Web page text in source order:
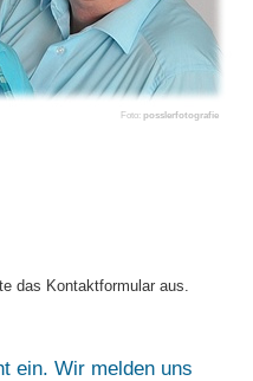
Foto:posslerfotografie
das Kontaktformular aus.
ein. Wir melden uns